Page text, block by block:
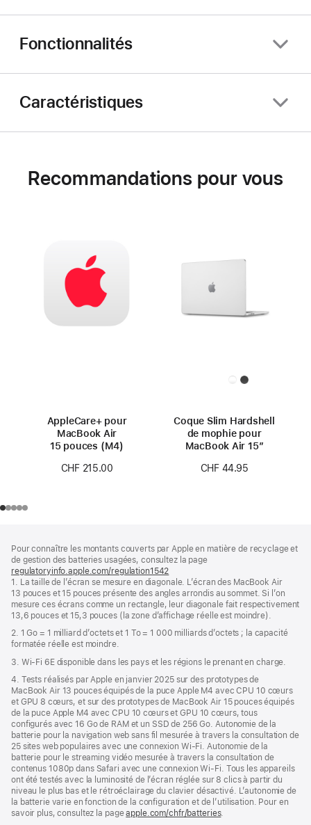
Fonctionnalités
Caractéristiques
Recommandations pour vous
AppleCare+ pour
MacBook Air
15 pouces (M4)
CHF 215.00
Coque Slim Hardshell
de mophie pour
MacBook Air 15″
CHF 44.95
de
page
de
bas
de
page
Pour connaître les montants couverts par Apple en matière de recyclage et
de gestion des batteries usagées, consultez la page
regulatoryinfo.apple.com/regulation1542
dans
une
nouvelle
fenêtre)
1. La taille de l’écran se mesure en diagonale. L’écran des MacBook Air
13 pouces et 15 pouces présente des angles arrondis au sommet. Si l’on
mesure ces écrans comme un rectangle, leur diagonale fait respectivement
13,6 pouces et 15,3 pouces (la zone d’affichage réelle est moindre).
2. 1 Go = 1 milliard d’octets et 1 To = 1 000 milliards d’octets ; la capacité
formatée réelle est moindre.
3. Wi-Fi 6E disponible dans les pays et les régions le prenant en charge.
4. Tests réalisés par Apple en janvier 2025 sur des prototypes de
MacBook Air 13 pouces équipés de la puce Apple M4 avec CPU 10 cœurs
et GPU 8 cœurs, et sur des prototypes de MacBook Air 15 pouces équipés
de la puce Apple M4 avec CPU 10 cœurs et GPU 10 cœurs, tous
configurés avec 16 Go de RAM et un SSD de 256 Go. Autonomie de la
batterie pour la navigation web sans fil mesurée à travers la consultation de
25 sites web populaires avec une connexion Wi-Fi. Autonomie de la
batterie pour le streaming vidéo mesurée à travers la consultation de
contenus 1080p dans Safari avec une connexion Wi-Fi. Tous les appareils
ont été testés avec la luminosité de l’écran réglée sur 8 clics à partir du
niveau le plus bas et le rétroéclairage du clavier désactivé. L’autonomie de
la batterie varie en fonction de la configuration et de l’utilisation. Pour en
savoir plus, consultez la pageapple.com/chfr/batteries.